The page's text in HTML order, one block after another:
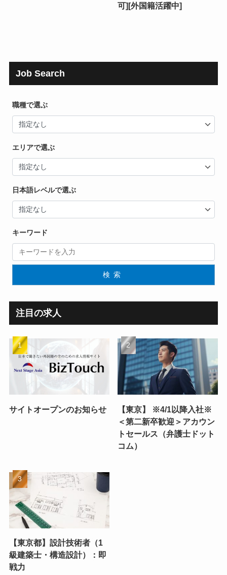
可][外国籍活躍中]
Job Search
職種で選ぶ
エリアで選ぶ
日本語レベルで選ぶ
キーワード
検索
注目の求人
サイトオープンのお知らせ
【東京】 ※4/1以降入社※
＜第二新卒歓迎＞アカウン
トセールス（弁護士ドット
コム）
【東京都】設計技術者（1
級建築士・構造設計）：即
戦力